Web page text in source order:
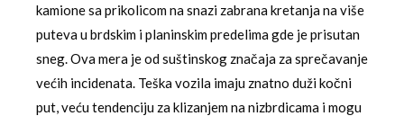
kamione sa prikolicom na snazi zabrana kretanja na više
puteva u brdskim i planinskim predelima gde je prisutan
sneg. Ova mera je od suštinskog značaja za sprečavanje
većih incidenata. Teška vozila imaju znatno duži kočni
put, veću tendenciju za klizanjem na nizbrdicama i mogu